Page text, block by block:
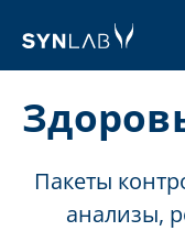
Пакеты
анализы,